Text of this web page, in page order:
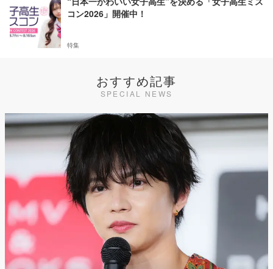
コン2026」開催中！
特集
おすすめ記事
SPECIAL NEWS